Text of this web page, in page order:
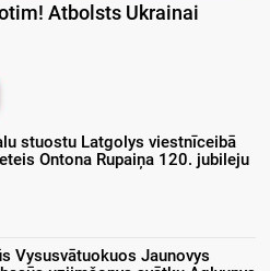
Atbolsts Ukrainai
stuostu Latgolys viestnīceibā
Ontona Rupaiņa 120. jubileju
Vysusvātuokuos Jaunovys